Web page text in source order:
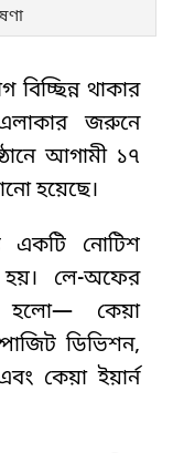
থাকার
জরুনে
আগামী ১৭
হয়েছে।
একটি নোটিশ
লে-অফের
হলো— কেয়া
ডিভিশন,
কেয়া ইয়ার্ন